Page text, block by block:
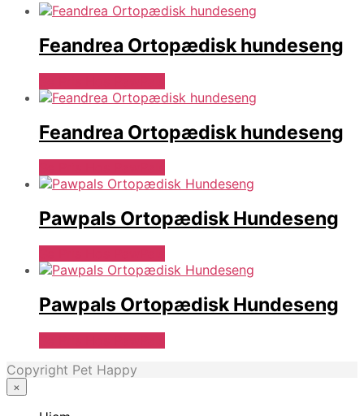
Feandrea Ortopædisk hundeseng
Feandrea Ortopædisk hundeseng
Pawpals Ortopædisk Hundeseng
Pawpals Ortopædisk Hundeseng
Copyright Pet Happy
×